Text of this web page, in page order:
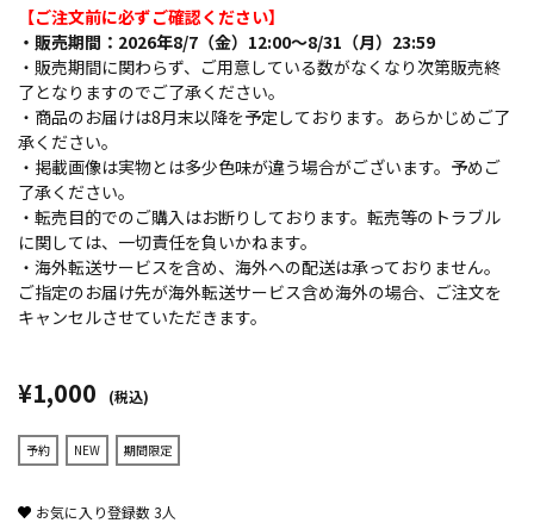
【ご注文前に必ずご確認ください】
・販売期間：2026年8/7（金）12:00～8/31（月）23:59
・販売期間に関わらず、ご用意している数がなくなり次第販売終
了となりますのでご了承ください。
・商品のお届けは8月末以降を予定しております。あらかじめご了
承ください。
・掲載画像は実物とは多少色味が違う場合がございます。予めご
了承ください。
・転売目的でのご購入はお断りしております。転売等のトラブル
に関しては、一切責任を負いかねます。
・海外転送サービスを含め、海外への配送は承っておりません。
ご指定のお届け先が海外転送サービス含め海外の場合、ご注文を
キャンセルさせていただきます。
¥1,000 (税込)
予約 NEW 期間限定
お気に入り登録数3人